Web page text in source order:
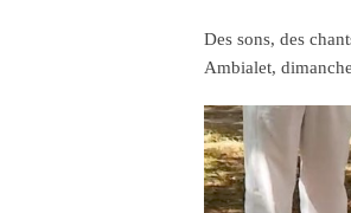
Des sons, des
Ambialet,